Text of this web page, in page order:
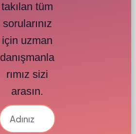
takılan tüm
sorularınız
için uzman
danışmanla
rımız sizi
arasın.